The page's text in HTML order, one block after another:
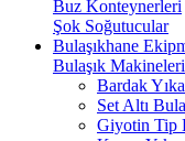
Buz Konteynerleri
Şok Soğutucular
Bulaşıkhane
Bulaşık Makineleri
Bardak
Set Altı
Giyotin Tip